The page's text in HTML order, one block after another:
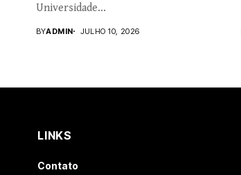
Universidade...
BYADMIN JULHO 10, 2026
LINKS
Contato